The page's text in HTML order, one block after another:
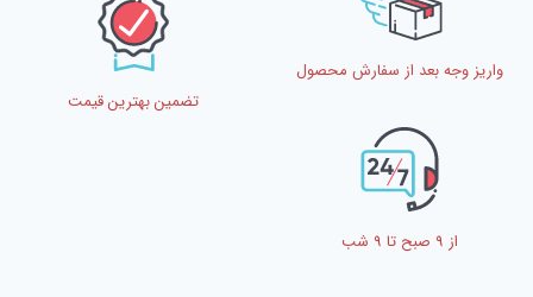
واریز وجه بعد از سفارش محصول
تضمین بهترین قیمت
از 9 صبح تا 9 شب